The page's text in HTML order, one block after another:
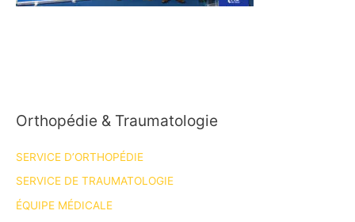
Orthopédie & Traumatologie
SERVICE D’ORTHOPÉDIE
SERVICE DE TRAUMATOLOGIE
ÉQUIPE MÉDICALE